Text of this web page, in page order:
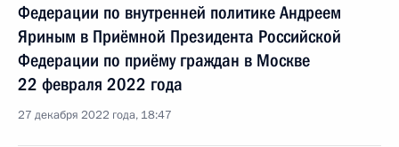
Федерации по внутренней политике Андреем
Яриным в Приёмной Президента Российской
Федерации по приёму граждан в Москве
22 февраля 2022 года
27 декабря 2022 года, 18:47